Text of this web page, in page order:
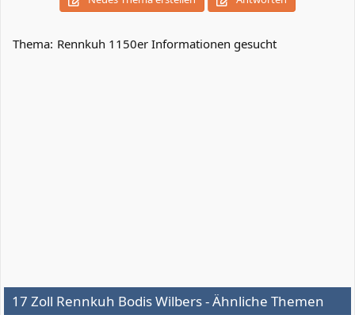
n
e
Thema: Rennkuh 1150er Informationen gesucht
17 Zoll Rennkuh Bodis Wilbers - Ähnliche Themen